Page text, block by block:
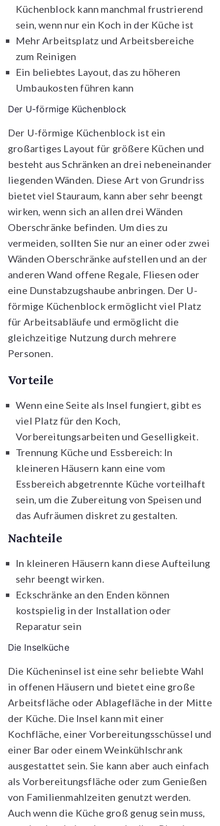
Küchenblock kann manchmal frustrierend
sein, wenn nur ein Koch in der Küche ist
Mehr Arbeitsplatz und Arbeitsbereiche
zum Reinigen
Ein beliebtes Layout, das zu höheren
Umbaukosten führen kann
Der U-förmige Küchenblock
Der U-förmige Küchenblock ist ein
großartiges Layout für größere Küchen und
besteht aus Schränken an drei nebeneinander
liegenden Wänden. Diese Art von Grundriss
bietet viel Stauraum, kann aber sehr beengt
wirken, wenn sich an allen drei Wänden
Oberschränke befinden. Um dies zu
vermeiden, sollten Sie nur an einer oder zwei
Wänden Oberschränke aufstellen und an der
anderen Wand offene Regale, Fliesen oder
eine Dunstabzugshaube anbringen. Der U-
förmige Küchenblock ermöglicht viel Platz
für Arbeitsabläufe und ermöglicht die
gleichzeitige Nutzung durch mehrere
Personen.
Vorteile
Wenn eine Seite als Insel fungiert, gibt es
viel Platz für den Koch,
Vorbereitungsarbeiten und Geselligkeit.
Trennung Küche und Essbereich: In
kleineren Häusern kann eine vom
Essbereich abgetrennte Küche vorteilhaft
sein, um die Zubereitung von Speisen und
das Aufräumen diskret zu gestalten.
Nachteile
In kleineren Häusern kann diese Aufteilung
sehr beengt wirken.
Eckschränke an den Enden können
kostspielig in der Installation oder
Reparatur sein
Die Inselküche
Die Kücheninsel ist eine sehr beliebte Wahl
in offenen Häusern und bietet eine große
Arbeitsfläche oder Ablagefläche in der Mitte
der Küche. Die Insel kann mit einer
Kochfläche, einer Vorbereitungsschüssel und
einer Bar oder einem Weinkühlschrank
ausgestattet sein. Sie kann aber auch einfach
als Vorbereitungsfläche oder zum Genießen
von Familienmahlzeiten genutzt werden.
Auch wenn die Küche groß genug sein muss,